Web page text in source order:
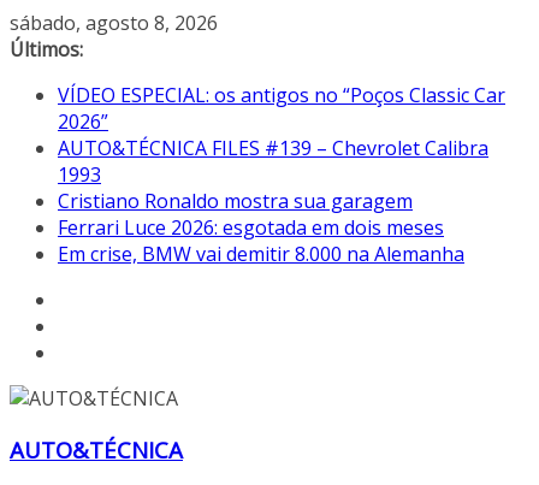
Pular
para
conteúdo
sábado, agosto 8, 2026
Últimos:
VÍDEO ESPECIAL: os antigos no “Poços Classic Car
2026”
AUTO&TÉCNICA FILES #139 – Chevrolet Calibra
1993
Cristiano Ronaldo mostra sua garagem
Ferrari Luce 2026: esgotada em dois meses
Em crise, BMW vai demitir 8.000 na Alemanha
AUTO&TÉCNICA